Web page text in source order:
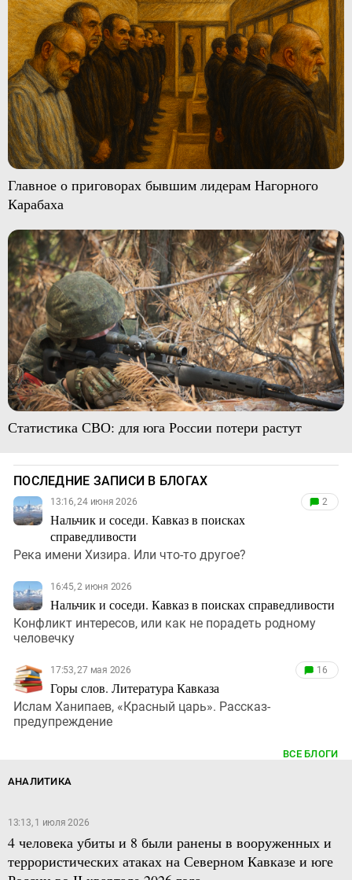
Главное о приговорах бывшим лидерам Нагорного
Карабаха
Статистика СВО: для юга России потери растут
ПОСЛЕДНИЕ ЗАПИСИ В БЛОГАХ
13:16, 24 июня 2026
Нальчик и соседи. Кавказ в поисках
справедливости
2
Река имени Хизира. Или что-то другое?
16:45, 2 июня 2026
Нальчик и соседи. Кавказ в поисках справедливости
Конфликт интересов, или как не порадеть родному
человечку
17:53, 27 мая 2026
Горы слов. Литература Кавказа
16
Ислам Ханипаев, «Красный царь». Рассказ-
предупреждение
ВСЕ БЛОГИ
АНАЛИТИКА
13:13, 1 июля 2026
4 человека убиты и 8 были ранены в вооруженных и
террористических атаках на Северном Кавказе и юге